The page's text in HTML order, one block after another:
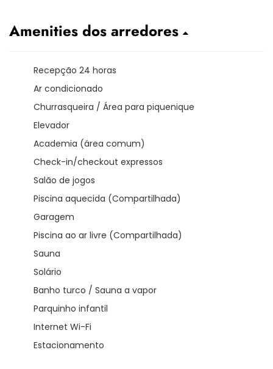
Amenities dos arredores
Recepção 24 horas
Ar condicionado
Churrasqueira / Área para piquenique
Elevador
Academia (área comum)
Check-in/checkout expressos
Salão de jogos
Piscina aquecida (Compartilhada)
Garagem
Piscina ao ar livre (Compartilhada)
Sauna
Solário
Banho turco / Sauna a vapor
Parquinho infantil
Internet Wi-Fi
Estacionamento